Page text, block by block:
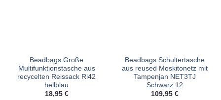
Beadbags Große
Multifunktionstasche aus
recycelten Reissack Ri42
hellblau
18,95 €
Beadbags Schultertasche
aus reused Moskitonetz mit
Tampenjan NET3TJ
Schwarz 12
109,95 €